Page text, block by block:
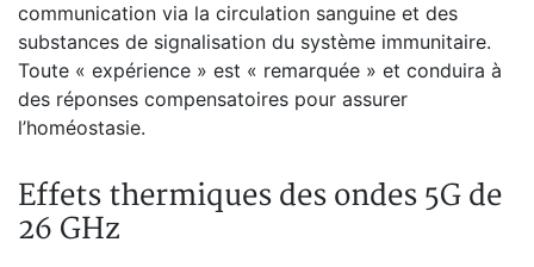
communication via la circulation sanguine et des
substances de signalisation du système immunitaire.
Toute « expérience » est « remarquée » et conduira à
des réponses compensatoires pour assurer
l’homéostasie.
Effets thermiques des ondes 5G de
26 GHz